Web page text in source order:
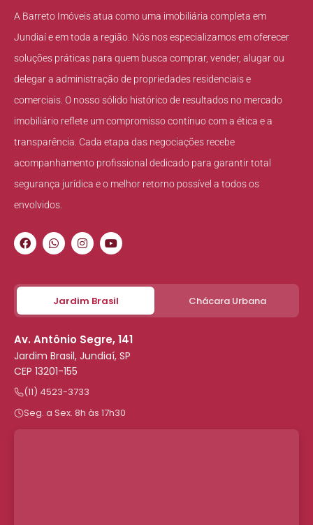
A Barreto Imóveis atua como uma imobiliária completa em
Jundiaí e em toda a região. Nós nos especializamos em oferecer
soluções práticas para quem busca comprar, vender, alugar ou
delegar a administração de propriedades residenciais e
comerciais. O nosso sólido histórico de resultados no mercado
imobiliário reflete um compromisso contínuo com a ética e a
transparência. Cada etapa das negociações recebe
acompanhamento profissional dedicado para garantir total
segurança jurídica e o melhor retorno possível a todos os
envolvidos.
Jardim Brasil Chácara Urbana
Av. Antônio Segre, 141
Jardim Brasil, Jundiaí, SP
CEP 13201-155
(11) 4523-3733
Seg. a Sex. 8h às 17h30